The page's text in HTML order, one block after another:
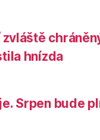
hnízda
Srpen bude